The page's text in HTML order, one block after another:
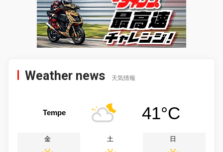
Weather news 天気情報
Tempe 41°C
金 土 日